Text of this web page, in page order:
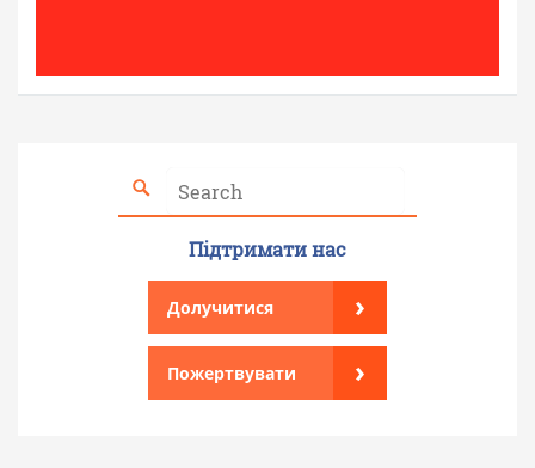
Підтримати нас
Долучитися ›
Пожертвувати ›